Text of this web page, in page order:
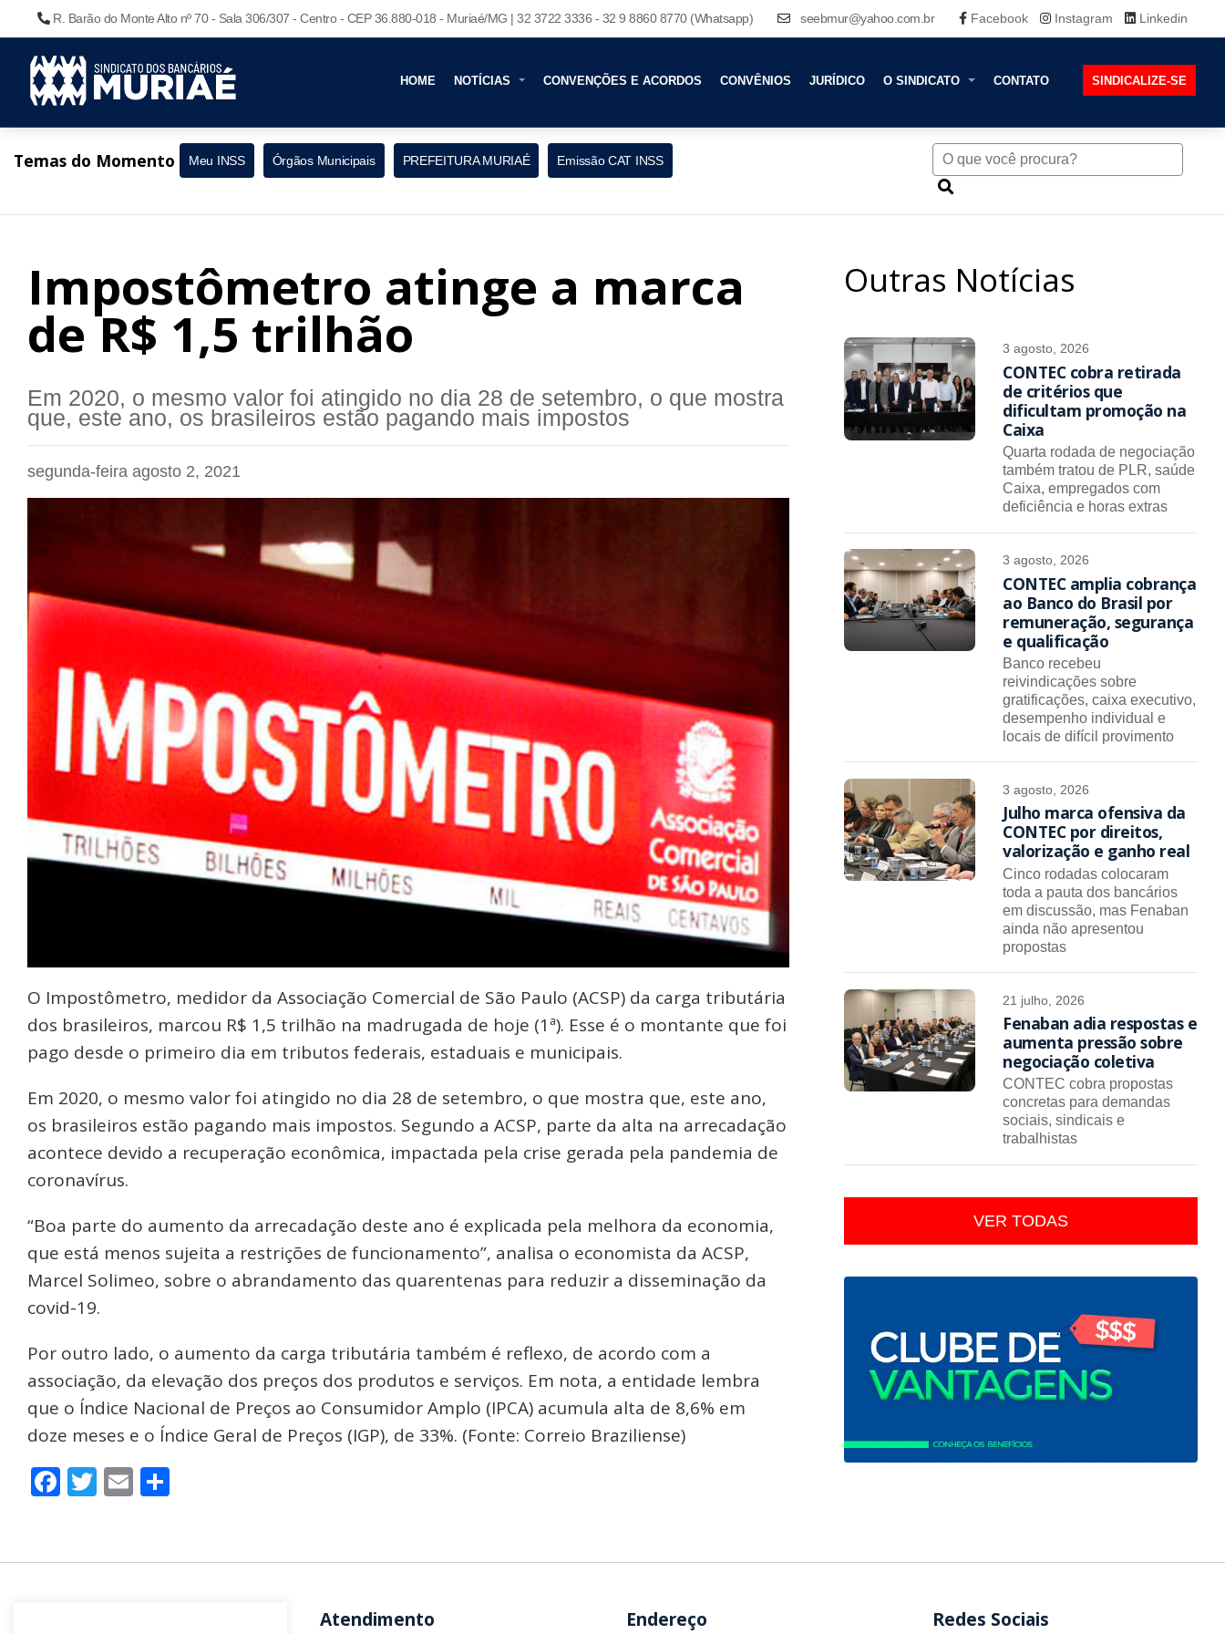
R. Barão do Monte Alto nº 70 - Sala 306/307 - Centro - CEP 36.880-018 - Muriaé/MG | 32 3722 3336 - 32 9 8860 8770 (Whatsapp) seebmur@yahoo.com.br Facebook Instagram Linkedin
HOME NOTÍCIAS CONVENÇÕES E ACORDOS CONVÊNIOS JURÍDICO O SINDICATO CONTATO SINDICALIZE-SE
Temas do Momento Meu INSS Órgãos Municipais PREFEITURA MURIAÉ Emissão CAT INSS
Impostômetro atinge a marca
de R$ 1,5 trilhão
Em 2020, o mesmo valor foi atingido no dia 28 de setembro, o que mostra
que, este ano, os brasileiros estão pagando mais impostos
segunda-feira agosto 2, 2021
O Impostômetro, medidor da Associação Comercial de São Paulo (ACSP) da carga tributária
dos brasileiros, marcou R$ 1,5 trilhão na madrugada de hoje (1ª). Esse é o montante que foi
pago desde o primeiro dia em tributos federais, estaduais e municipais.
Em 2020, o mesmo valor foi atingido no dia 28 de setembro, o que mostra que, este ano,
os brasileiros estão pagando mais impostos. Segundo a ACSP, parte da alta na arrecadação
acontece devido a recuperação econômica, impactada pela crise gerada pela pandemia de
coronavírus.
“Boa parte do aumento da arrecadação deste ano é explicada pela melhora da economia,
que está menos sujeita a restrições de funcionamento”, analisa o economista da ACSP,
Marcel Solimeo, sobre o abrandamento das quarentenas para reduzir a disseminação da
covid-19.
Por outro lado, o aumento da carga tributária também é reflexo, de acordo com a
associação, da elevação dos preços dos produtos e serviços. Em nota, a entidade lembra
que o Índice Nacional de Preços ao Consumidor Amplo (IPCA) acumula alta de 8,6% em
doze meses e o Índice Geral de Preços (IGP), de 33%. (Fonte: Correio Braziliense)
Facebook
Twitter
Email
Outras Notícias
3 agosto, 2026
CONTEC cobra retirada
de critérios que
dificultam promoção na
Caixa
Quarta rodada de negociação
também tratou de PLR, saúde
Caixa, empregados com
deficiência e horas extras
3 agosto, 2026
CONTEC amplia cobrança
ao Banco do Brasil por
remuneração, segurança
e qualificação
Banco recebeu
reivindicações sobre
gratificações, caixa executivo,
desempenho individual e
locais de difícil provimento
3 agosto, 2026
Julho marca ofensiva da
CONTEC por direitos,
valorização e ganho real
Cinco rodadas colocaram
toda a pauta dos bancários
em discussão, mas Fenaban
ainda não apresentou
propostas
21 julho, 2026
Fenaban adia respostas e
aumenta pressão sobre
negociação coletiva
CONTEC cobra propostas
concretas para demandas
sociais, sindicais e
trabalhistas
VER TODAS
Atendimento Endereço Redes Sociais